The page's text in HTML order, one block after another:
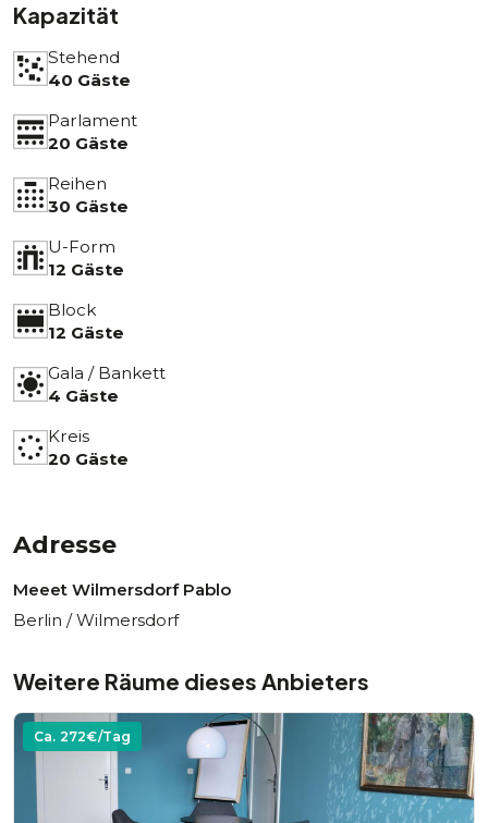
Kapazität
Stehend
40 Gäste
Parlament
20 Gäste
Reihen
30 Gäste
U-Form
12 Gäste
Block
12 Gäste
Gala / Bankett
4 Gäste
Kreis
20 Gäste
Adresse
Meeet Wilmersdorf Pablo
Berlin / Wilmersdorf
Weitere Räume dieses Anbieters
Ca. 272€/Tag